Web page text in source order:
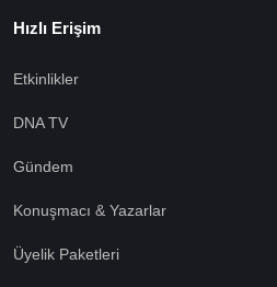
Hızlı Erişim
Etkinlikler
DNA TV
Gündem
Konuşmacı & Yazarlar
Üyelik Paketleri